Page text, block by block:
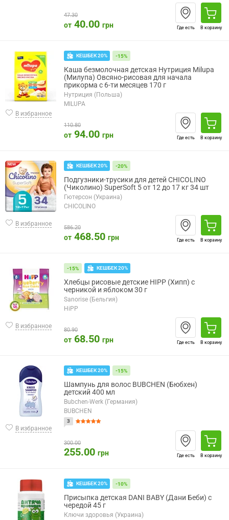
47.30
от 40.00 грн Где есть В корзину
В избранное
КЕШБЕК 20% -15%
Каша безмолочная детская Нутриция Milupa
(Милупа) Овсяно-рисовая для начала
прикорма с 6-ти месяцев 170 г
Нутриция (Польша)
MILUPA
110.80
от 94.00 грн Где есть В корзину
В избранное
КЕШБЕК 20% -20%
Подгузники-трусики для детей CHICOLINO
(Чиколино) SuperSoft 5 от 12 до 17 кг 34 шт
Гютерсон (Украина)
CHICOLINO
586.20
от 468.50 грн Где есть В корзину
В избранное
-15% КЕШБЕК 20%
Хлебцы рисовые детские HIPP (Хипп) с
черникой и яблоком 30 г
Sanorise (Бельгия)
HiPP
80.90
от 68.50 грн Где есть В корзину
В избранное
КЕШБЕК 20% -15%
Шампунь для волос BUBCHEN (Бюбхен)
детский 400 мл
Bubchen-Werk (Германия)
BUBCHEN
3
300.00
255.00 грн Где есть В корзину
КЕШБЕК 20% -10%
Присыпка детская DANI BABY (Дани Беби) с
чередой 45 г
Ключи здоровья (Украина)